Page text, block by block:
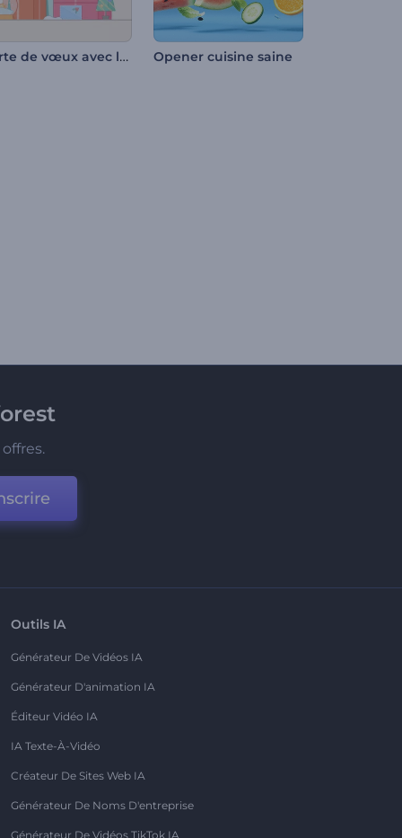
Carte de vœux avec les cadeaux de Noël Opener cuisine saine
Outils IA
Générateur De Vidéos IA
Générateur D'animation IA
Éditeur Vidéo IA
IA Texte-À-Vidéo
Créateur De Sites Web IA
Générateur De Noms D'entreprise
Générateur De Vidéos TikTok IA